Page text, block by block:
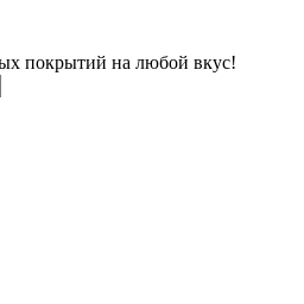
покрытий на любой вкус!